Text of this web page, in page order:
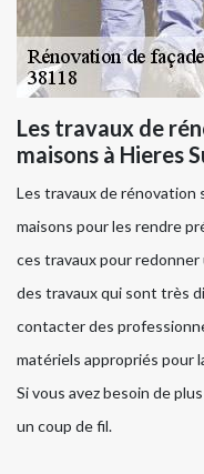
Les travaux de
maisons à Hieres
Les travaux de rénovation
maisons pour les rendre
ces travaux pour
des travaux qui sont très
contacter des
matériels appropriés pour
Si vous avez besoin de
un coup de fil.